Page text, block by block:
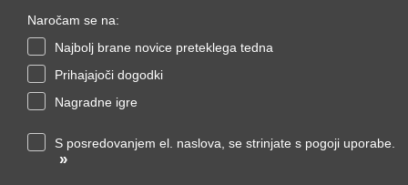
Naročam se na:
Najbolj brane novice preteklega tedna
Prihajajoči dogodki
Nagradne igre
S posredovanjem el. naslova, se strinjate s pogoji uporabe.
»